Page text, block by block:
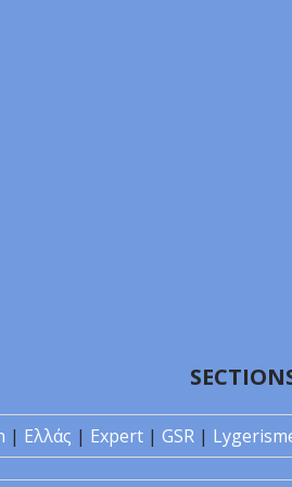
| Ελλάς | Expert | GSR |